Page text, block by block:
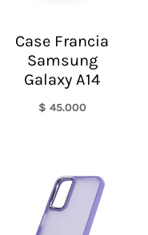
Case Francia
Samsung
Galaxy A14
$ 45.000